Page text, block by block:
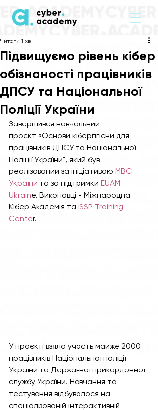
Підвищуємо рівень кібер
обізнаності працівників
ДПСУ та Національної
Поліції України
Читати 1 хв
Завершився навчальний
проєкт «Основи кібергігієни для
працівників ДПСУ та Національної
Поліції України", який був
реалізований за ініціативою МВС
України та за підтримки EUAM
Ukraine. Виконавці - Міжнародна
Кібер Академія та ISSP Training
Center.
У проєкті взяло участь майже 2000
працівників Національної поліції
України та Державної прикордонної
службу України. Навчання та
тестування відбувалося на
спеціалізованій інтерактивній